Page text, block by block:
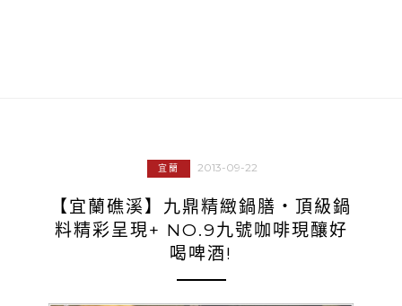
宜蘭 2013-09-22
【宜蘭礁溪】九鼎精緻鍋膳‧頂級鍋
料精彩呈現+ NO.9九號咖啡現釀好
喝啤酒!